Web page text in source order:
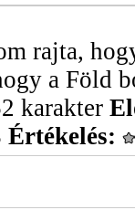
rajta,
a Föld
karakter
Értékelés: